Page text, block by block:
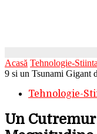
Acasă Tehnologie-Stiinta
9 si un Tsunami Gigant
Tehnologie-
Un